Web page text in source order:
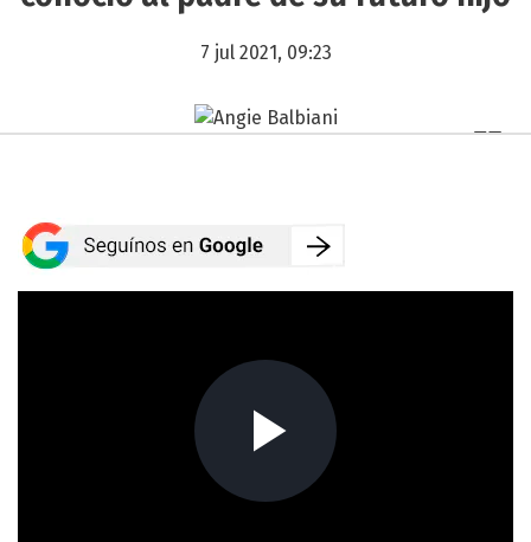
7 jul 2021, 09:23